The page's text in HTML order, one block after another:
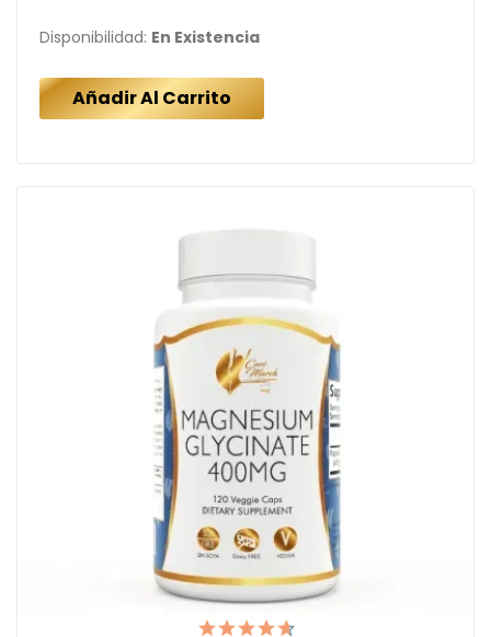
Disponibilidad: En Existencia
Añadir Al Carrito